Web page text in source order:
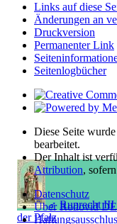
♂ Ruprecht III
der Pfalz
Links auf diese
Änderungen an
Druckversion
Permanenter Link
Seitenlogbücher
Diese Seite
bearbeitet.
Der Inhalt ist
Attribution,
Datenschutz
Über Rodovid DE